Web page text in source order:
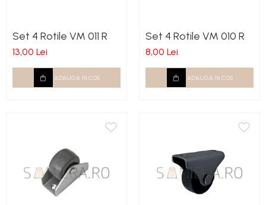
Set 4 Rotile VM 011 R
13,00 Lei
ADAUGA IN COS
Set 4 Rotile VM 010 R
8,00 Lei
ADAUGA IN COS